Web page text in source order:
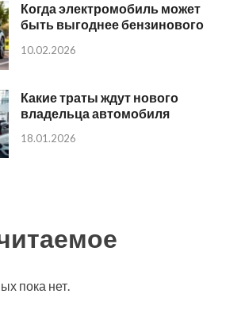
Когда электромобиль может
быть выгоднее бензинового
10.02.2026
Какие траты ждут нового
владельца автомобиля
18.01.2026
пока нет.